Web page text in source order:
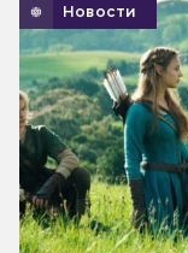
Новости